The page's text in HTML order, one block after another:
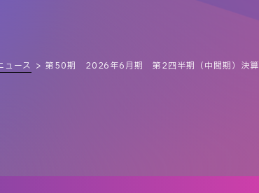
ュース 第50期 2026年6月期 第2四半期（中間期）決算